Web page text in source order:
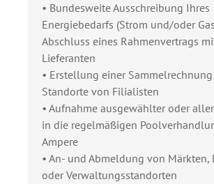
• Bundesweite Ausschreibung Ihres
Energiebedarfs (Strom und/oder
Abschluss eines Rahmenvertrags
Lieferanten
• Erstellung einer
Standorte von Filialisten
• Aufnahme ausgewählter oder
in die regelmäßigen
Ampere
• An- und Abmeldung von Märkten,
oder Verwaltungsstandorten